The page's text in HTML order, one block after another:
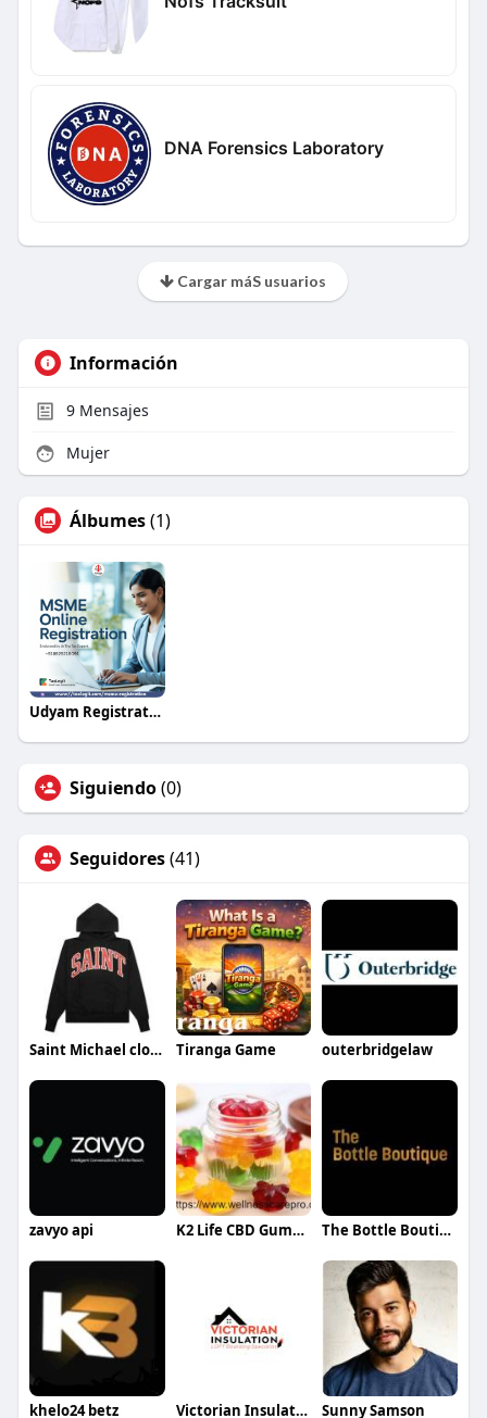
DNA Forensics Laboratory
Cargar máS usuarios
Información
9Mensajes
Mujer
Álbumes(1)
Udyam Registration Online – Quick Path to Benefits ?
Siguiendo(0)
Seguidores(41)
Saint Michael clothing Tiranga Game outerbridgelaw
zavyo api K2 Life CBD Gummies The Bottle Boutique
khelo24 betz Victorian Insulation Sunny Samson